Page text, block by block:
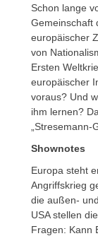
Schon lange
Gemeinschaft
europäischer
von
Ersten
europäischer
voraus? Und
ihm lernen?
„Stresemann-
Shownotes
Europa steht
Angriffskrieg
die außen-
USA stellen
Fragen: Kann